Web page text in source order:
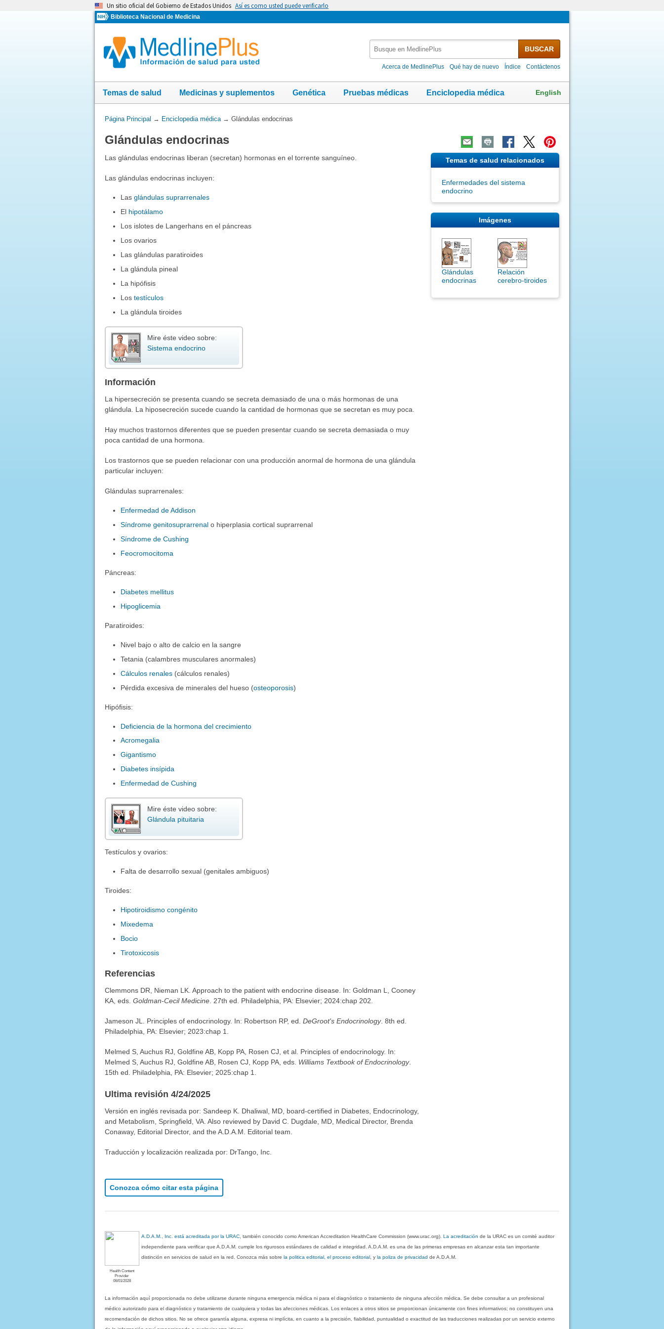
Un sitio oficial del Gobierno de Estados Unidos Así es como usted puede verificarlo
Biblioteca Nacional de Medicina
MedlinePlus
BUSCAR
Acerca de MedlinePlus Qué hay de nuevo Índice Contáctenos
Temas de salud Medicinas y suplementos Genética Pruebas médicas Enciclopedia médica English
Usted
aquí:
Página Principal → Enciclopedia médica→ Glándulas endocrinas
Glándulas endocrinas
Las glándulas endocrinas liberan (secretan) hormonas en el torrente sanguíneo.
Las glándulas endocrinas incluyen:
Lasglándulas suprarrenales
El hipotálamo
Los islotes de Langerhans en el páncreas
Los ovarios
Las glándulas paratiroides
La glándula pineal
La hipófisis
Lostestículos
La glándula tiroides
Mire éste video sobre:
Sistema endocrino
Información
La hipersecreción se presenta cuando se secreta demasiado de una o más hormonas de una
glándula. La hiposecreción sucede cuando la cantidad de hormonas que se secretan es muy poca.
Hay muchos trastornos diferentes que se pueden presentar cuando se secreta demasiada o muy
poca cantidad de una hormona.
Los trastornos que se pueden relacionar con una producción anormal de hormona de una glándula
particular incluyen:
Glándulas suprarrenales:
Enfermedad de Addison
Síndrome genitosuprarrenal o hiperplasia cortical suprarrenal
Síndrome de Cushing
Feocromocitoma
Páncreas:
Diabetes mellitus
Hipoglicemia
Paratiroides:
Nivel bajo o alto de calcio en la sangre
Tetania (calambres musculares anormales)
Cálculos renales (cálculos renales)
Pérdida excesiva de minerales del hueso (osteoporosis)
Hipófisis:
Deficiencia de la hormona del crecimiento
Acromegalia
Gigantismo
Diabetes insípida
Enfermedad de Cushing
Mire éste video sobre:
Glándula pituitaria
Testículos y ovarios:
Falta de desarrollo sexual (genitales ambiguos)
Tiroides:
Hipotiroidismo congénito
Mixedema
Bocio
Tirotoxicosis
Referencias
Clemmons DR, Nieman LK. Approach to the patient with endocrine disease. In: Goldman L, Cooney
KA, eds. Goldman-Cecil Medicine. 27th ed. Philadelphia, PA: Elsevier; 2024:chap 202.
Jameson JL. Principles of endocrinology. In: Robertson RP, ed. DeGroot's Endocrinology. 8th ed.
Philadelphia, PA: Elsevier; 2023:chap 1.
Melmed S, Auchus RJ, Goldfine AB, Kopp PA, Rosen CJ, et al. Principles of endocrinology. In:
Melmed S, Auchus RJ, Goldfine AB, Rosen CJ, Kopp PA, eds. Williams Textbook of Endocrinology.
15th ed. Philadelphia, PA: Elsevier; 2025:chap 1.
Ultima revisión 4/24/2025
Versión en inglés revisada por: Sandeep K. Dhaliwal, MD, board-certified in Diabetes, Endocrinology,
and Metabolism, Springfield, VA. Also reviewed by David C. Dugdale, MD, Medical Director, Brenda
Conaway, Editorial Director, and the A.D.A.M. Editorial team.
Traducción y localización realizada por: DrTango, Inc.
Conozca cómo citar esta página
Temas de salud relacionados
Enfermedades del sistema
endocrino
Imágenes
Glándulas
endocrinas
Relación
cerebro-tiroides
Health Content
Provider
06/01/2028
A.D.A.M., Inc. está acreditada por la URAC , también conocido como American Accreditation HealthCare Commission (www.urac.org).La acreditación de la URAC es un comité auditor
independiente para verificar que A.D.A.M. cumple los rigurosos estándares de calidad e integridad. A.D.A.M. es una de las primeras empresas en alcanzar esta tan importante
distinción en servicios de salud en la red. Conozca más sobrela politica editorial, el proceso editorial , yla poliza de privacidad de A.D.A.M.
La información aquí proporcionada no debe utilizarse durante ninguna emergencia médica ni para el diagnóstico o tratamiento de ninguna afección médica. Se debe consultar a un profesional
médico autorizado para el diagnóstico y tratamiento de cualquiera y todas las afecciones médicas. Los enlaces a otros sitios se proporcionan únicamente con fines informativos; no constituyen una
recomendación de dichos sitios. No se ofrece garantía alguna, expresa ni implícita, en cuanto a la precisión, fiabilidad, puntualidad o exactitud de las traducciones realizadas por un servicio externo